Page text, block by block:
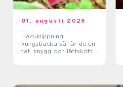
01. augusti 2026
Häckklippning
kungsbacka så får du en
tät, snygg och lättskött